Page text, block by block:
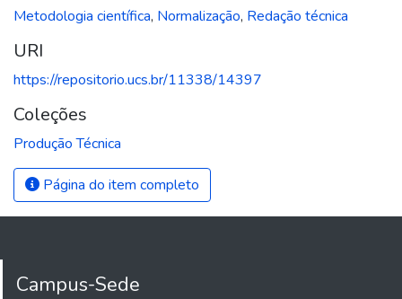
Metodologia científica, Normalização, Redação técnica
URI
https://repositorio.ucs.br/11338/14397
Coleções
Produção Técnica
Página do item completo
Campus-Sede